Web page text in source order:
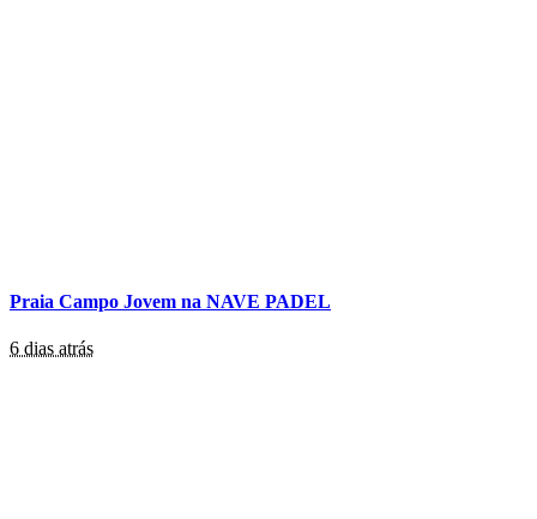
Praia Campo Jovem na NAVE PADEL
6 dias atrás